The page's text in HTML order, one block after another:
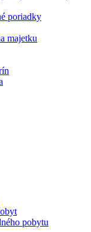
poriadky
majetku
pobytu